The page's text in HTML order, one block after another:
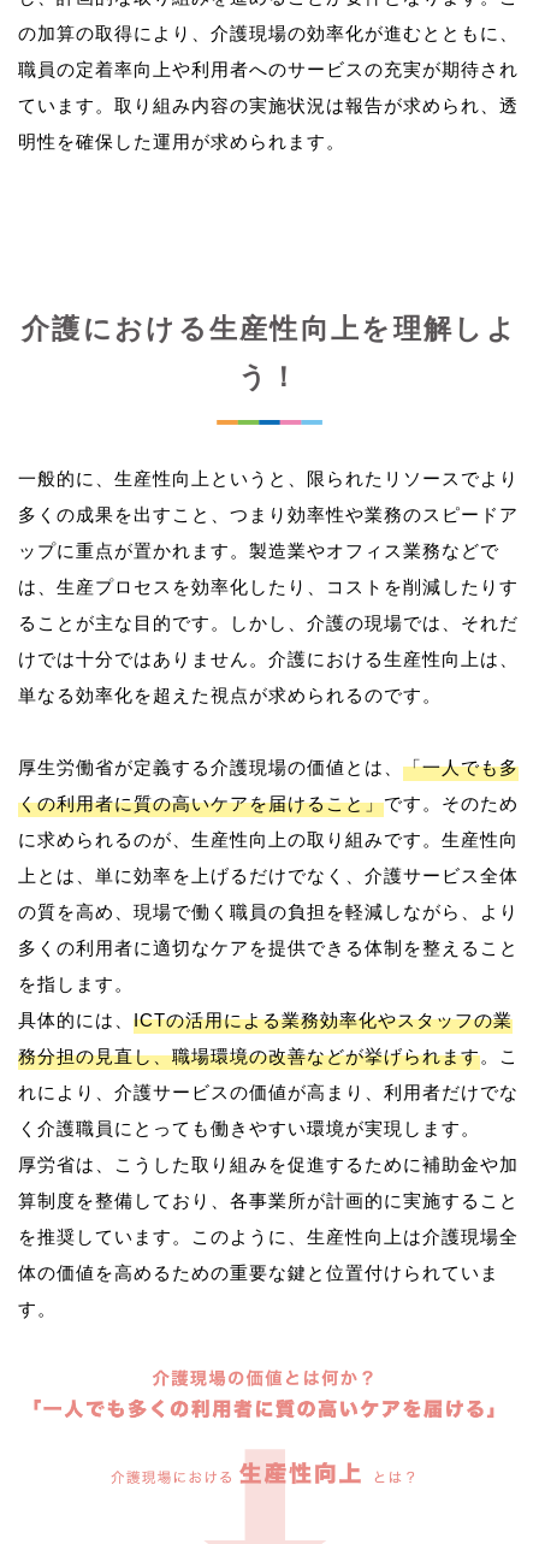
の加算の取得により、介護現場の効率化が進むとともに、
職員の定着率向上や利用者へのサービスの充実が期待され
ています。取り組み内容の実施状況は報告が求められ、透
介護における生産性向上を理解しよ
う！
一般的に、生産性向上というと、限られたリソースでより
多くの成果を出すこと、つまり効率性や業務のスピードア
ップに重点が置かれます。製造業やオフィス業務などで
は、生産プロセスを効率化したり、コストを削減したりす
ることが主な目的です。しかし、介護の現場では、それだ
けでは十分ではありません。介護における生産性向上は、
単なる効率化を超えた視点が求められるのです。
厚生労働省が定義する介護現場の価値とは、 「一人でも多
くの利用者に質の高いケアを届けること」です。そのため
に求められるのが、生産性向上の取り組みです。生産性向
上とは、単に効率を上げるだけでなく、介護サービス全体
の質を高め、現場で働く職員の負担を軽減しながら、より
多くの利用者に適切なケアを提供できる体制を整えること
を指します。
具体的には、 ICTの活用による業務効率化やスタッフの業
務分担の見直し、職場環境の改善などが挙げられます。こ
れにより、介護サービスの価値が高まり、利用者だけでな
く介護職員にとっても働きやすい環境が実現します。
厚労省は、こうした取り組みを促進するために補助金や加
算制度を整備しており、各事業所が計画的に実施すること
を推奨しています。このように、生産性向上は介護現場全
体の価値を高めるための重要な鍵と位置付けられていま